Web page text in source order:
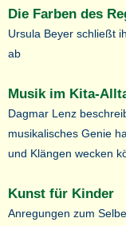
Die Farben des
Ursula Beyer schließt
ab
Musik im Kita-
Dagmar Lenz
musikalisches Genie
und Klängen wecken
Kunst für Kinder
Anregungen zum